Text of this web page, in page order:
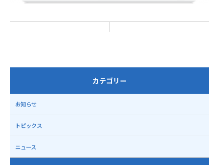
カテゴリー
お知らせ
トピックス
ニュース